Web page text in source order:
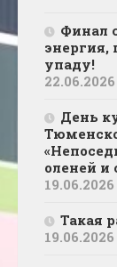
Финал
энергия,
упаду!
22.06.2026
День
оленей и
19.06.2026
Такая
19.06.2026